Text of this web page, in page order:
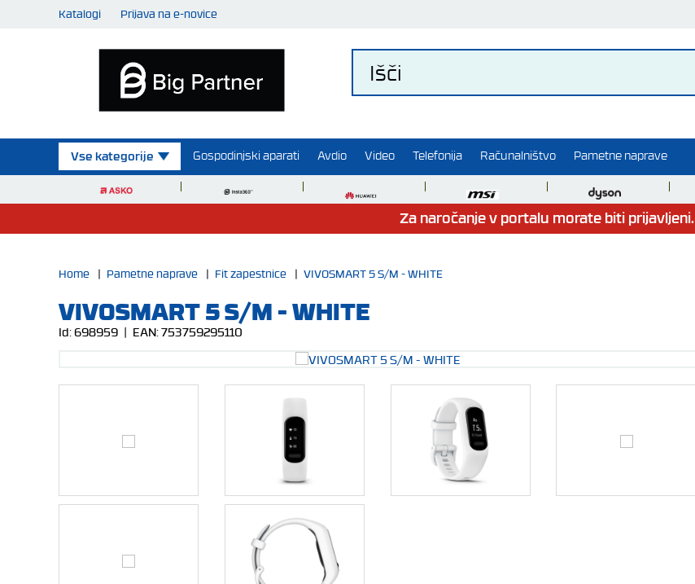
Katalogi Prijava na e-novice
Vse kategorije Gospodinjski aparati Avdio Video Telefonija Računalništvo Pametne naprave
Za naročanje v portalu morate biti prijavljeni.
Home | Pametne naprave | Fit zapestnice | VIVOSMART 5 S/M - WHITE
VIVOSMART 5 S/M - WHITE
Id:698959 | EAN:753759295110